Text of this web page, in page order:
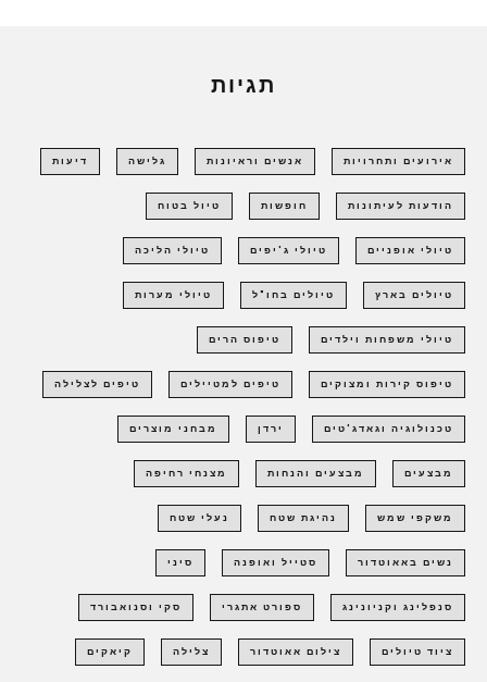
תגיות
אירועים ותחרויות אנשים וראיונות גלישה דיעות
הודעות לעיתונות חופשות טיול בטוח
טיולי אופניים טיולי ג'יפים טיולי הליכה
טיולים בארץ טיולים בחו"ל טיולי מערות
טיולי משפחות וילדים טיפוס הרים
טיפוס קירות ומצוקים טיפים למטיילים טיפים לצלילה
טכנולוגיה וגאדג'טים ירדן מבחני מוצרים
מבצעים מבצעים והנחות מצנחי רחיפה
משקפי שמש נהיגת שטח נעלי שטח
נשים באאוטדור סטייל ואופנה סיני
סנפלינג וקניונינג ספורט אתגרי סקי וסנואבורד
ציוד טיולים צילום אאוטדור צלילה קיאקים